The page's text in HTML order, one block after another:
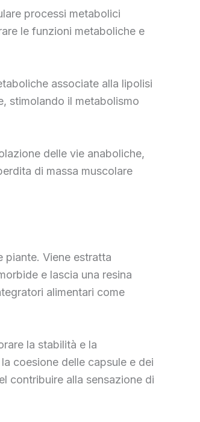
processi metabolici
le funzioni metaboliche e
associate alla lipolisi
stimolando il metabolismo
delle vie anaboliche,
di massa muscolare
piante. Viene estratta
e lascia una resina
alimentari come
la stabilità e la
coesione delle capsule e dei
contribuire alla sensazione di